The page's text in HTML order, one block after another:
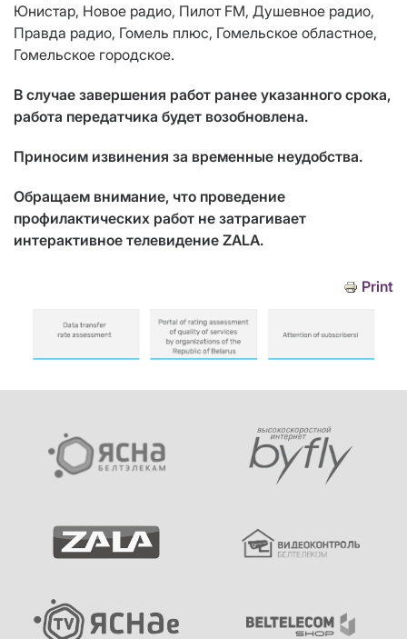
Юнистар, Новое радио, Пилот FM, Душевное радио,
Правда радио, Гомель плюс, Гомельское областное,
Гомельское городское.
В случае завершения работ ранее указанного срока,
работа передатчика будет возобновлена.
Приносим извинения за временные неудобства.
Обращаем внимание, что проведение
профилактических работ не затрагивает
интерактивное телевидение ZALA.
Print